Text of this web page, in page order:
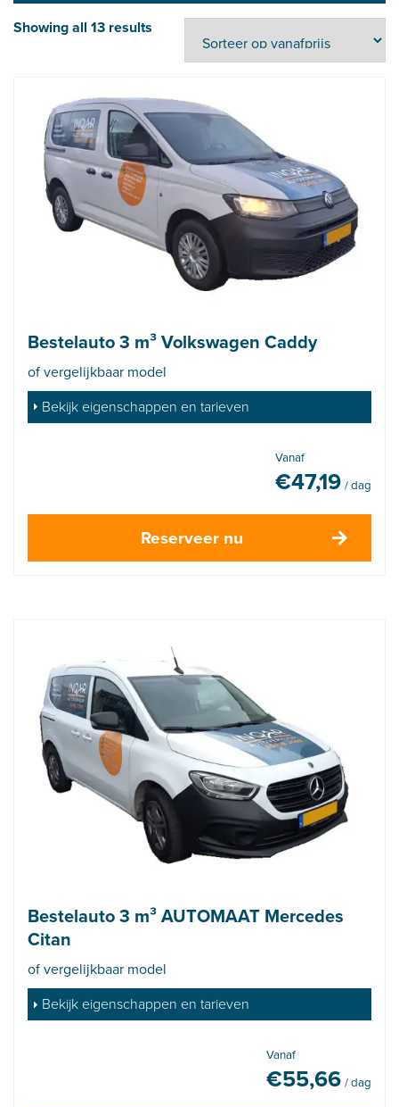
Showing all 13 results
Bestelauto 3 m³ Volkswagen Caddy
of vergelijkbaar model
Bekijk eigenschappen en tarieven
Vanaf
€47,19 / dag
Reserveer nu
Bestelauto 3 m³ AUTOMAAT Mercedes
Citan
of vergelijkbaar model
Bekijk eigenschappen en tarieven
Vanaf
€55,66 / dag